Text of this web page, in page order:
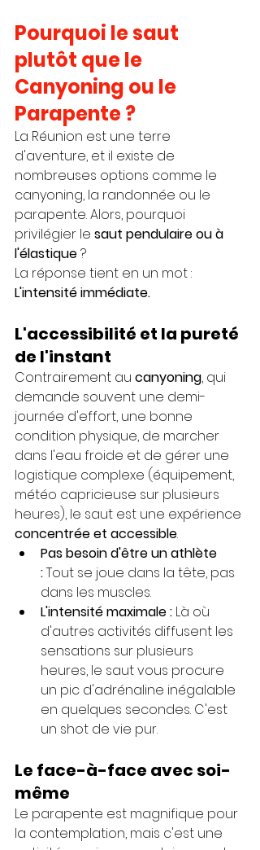
Pourquoi le saut
plutôt que le
Canyoning ou le
Parapente ?
La Réunion est une terre
d'aventure, et il existe de
nombreuses options comme le
canyoning, la randonnée ou le
parapente. Alors, pourquoi
privilégier le saut pendulaire ou à
l'élastique ?
La réponse tient en un mot :
L'intensité immédiate.
L'accessibilité et la pureté
de l'instant
Contrairement au canyoning, qui
demande souvent une demi-
journée d'effort, une bonne
condition physique, de marcher
dans l'eau froide et de gérer une
logistique complexe (équipement,
météo capricieuse sur plusieurs
heures), le saut est une expérience
concentrée et accessible.
Pas besoin d'être un athlète
: Tout se joue dans la tête, pas
dans les muscles.
L'intensité maximale : Là où
d'autres activités diffusent les
sensations sur plusieurs
heures, le saut vous procure
un pic d'adrénaline inégalable
en quelques secondes. C'est
un shot de vie pur.
Le face-à-face avec soi-
même
Le parapente est magnifique pour
la contemplation, mais c'est une